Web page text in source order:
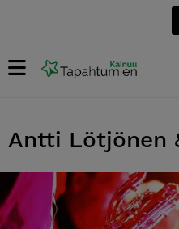
Antti Lötjönen